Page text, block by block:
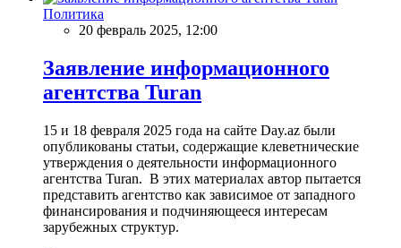
Политика
20 февраль 2025, 12:00
Заявление информационного
агентства Turan
15 и 18 февраля 2025 года на сайте Day.az были
опубликованы статьи, содержащие клеветнические
утверждения о деятельности информационного
агентства Turan. В этих материалах автор пытается
представить агентство как зависимое от западного
финансирования и подчиняющееся интересам
зарубежных структур.